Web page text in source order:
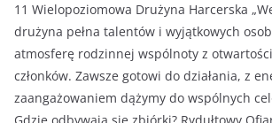
11 Wielopoziomowa Drużyna Harcerska
drużyna pełna talentów i wyjątkowych
atmosferę rodzinnej wspólnoty z
członków. Zawsze gotowi do działania, z
zaangażowaniem dążymy do wspólnych